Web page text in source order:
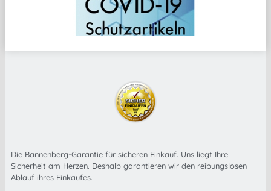
Die Bannenberg-Garantie für sicheren Einkauf. Uns liegt Ihre
Sicherheit am Herzen. Deshalb garantieren wir den reibungslosen
Ablauf ihres Einkaufes.